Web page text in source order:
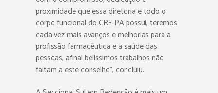
proximidade que essa diretoria e todo o
corpo funcional do CRF-PA possui, teremos
cada vez mais avanços e melhorias para a
profissão farmacêutica e a saúde das
pessoas, afinal belíssimos trabalhos não
faltam a este conselho”, concluiu.